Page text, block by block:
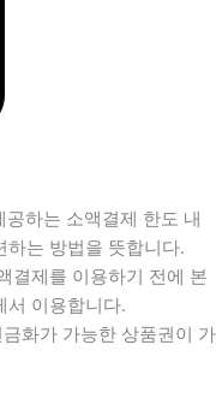
하는 소액결제 한도 내
하는 방법을 뜻합니다.
결제를 이용하기 전에 본
서 이용합니다.
화가 가능한 상품권이 가